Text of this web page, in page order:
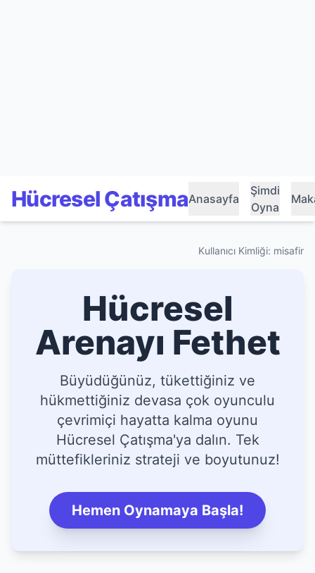
Hücresel ÇatışmaAnasayfa
Şimdi
Oyna
Kullanıcı Kimliği: misafir
Hücresel
Arenayı Fethet
Büyüdüğünüz, tükettiğiniz ve
hükmettiğiniz devasa çok oyunculu
çevrimiçi hayatta kalma oyunu
Hücresel Çatışma'ya dalın. Tek
müttefikleriniz strateji ve boyutunuz!
Hemen Oynamaya Başla!